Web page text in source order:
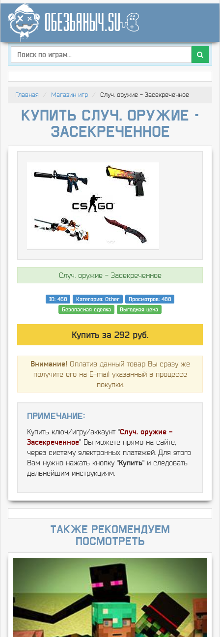
Главная Магазин игр Случ. оружие - Засекреченное
Купить Случ. оружие -
Засекреченное
Случ. оружие - Засекреченное
ID: 468 Категория: Other
Просмотров: 488
Безопасная сделка
Выгодная цена
Купить за 292 руб.
Внимание! Оплатив данный товар Вы сразу же
получите его на E-mail указанный в процессе
покупки.
Примечание:
Купить ключ/игру/аккаунт "Случ. оружие -
Засекреченное" Вы можете прямо на сайте,
через систему электронных платежей. Для этого
Вам нужно нажать кнопку "Купить" и следовать
дальнейшим инструкциям.
Также рекомендуем
посмотреть